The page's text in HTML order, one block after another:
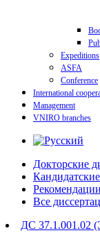
Expeditions
ASFA
Conference
International
Management
VNIRO branches
Докторские
Все
ДС 37.1.001.02